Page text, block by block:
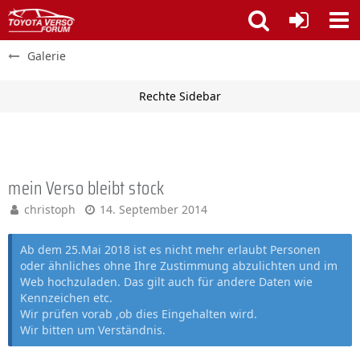
Galerie
mein Verso bleibt stock
christoph 14. September 2014
Ab dem 25.Mai 2018 ist es nicht mehr erlaubt Personen
oder ähnliches ohne Ihre Zustimmung abzulichten und im
Web hochzuladen. Das gilt auch für andere Daten wie
Kennzeichen etc.
Wir prüfen vorab ,ob dies Eingehalten wird.
Wir bitten um Verständnis.